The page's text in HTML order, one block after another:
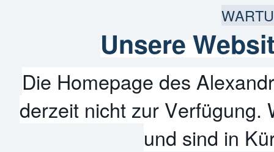
Unsere
Die Homepage des
derzeit nicht zur Verfügung.
und sind in